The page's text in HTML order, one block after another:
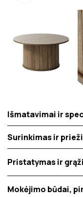
Išmatavimai ir
Surinkimas ir
Pristatymas ir
Mokėjimo būdai,